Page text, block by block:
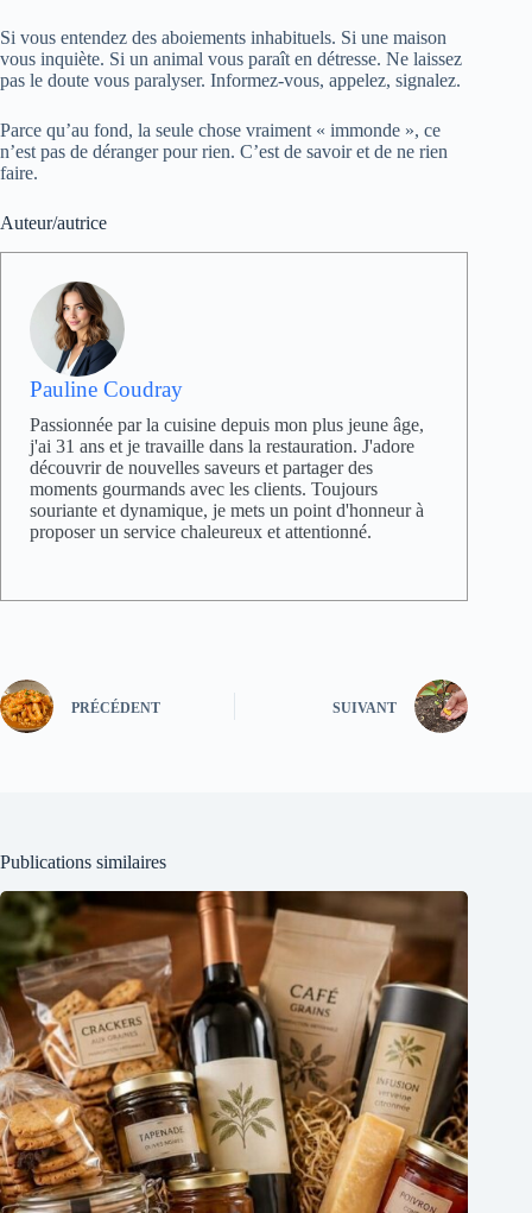
Si vous entendez des aboiements inhabituels. Si une maison
vous inquiète. Si un animal vous paraît en détresse. Ne laissez
pas le doute vous paralyser. Informez-vous, appelez, signalez.
Parce qu’au fond, la seule chose vraiment « immonde », ce
n’est pas de déranger pour rien. C’est de savoir et de ne rien
faire.
Auteur/autrice
Pauline Coudray
Passionnée par la cuisine depuis mon plus jeune âge,
j'ai 31 ans et je travaille dans la restauration. J'adore
découvrir de nouvelles saveurs et partager des
moments gourmands avec les clients. Toujours
souriante et dynamique, je mets un point d'honneur à
proposer un service chaleureux et attentionné.
PRÉCÉDENT SUIVANT
Publications similaires